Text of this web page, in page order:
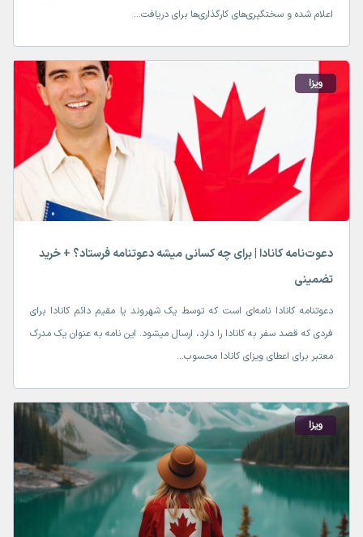
اعلام شده و سختگیری‌های کارگذاری‌ها برای دریافت...
ویزا
دعوت‌نامه کانادا | برای چه کسانی میشه دعوتنامه فرستاد؟ + خرید
تضمینی
دعوتنامه کانادا نامه‌­ای است که توسط یک شهروند یا مقیم دائم کانادا برای
فردی که قصد سفر به کانادا را دارد، ارسال می­شود. این نامه به عنوان یک مدرک
معتبر برای اعطای ویزای کانادا محسوب...
ویزا